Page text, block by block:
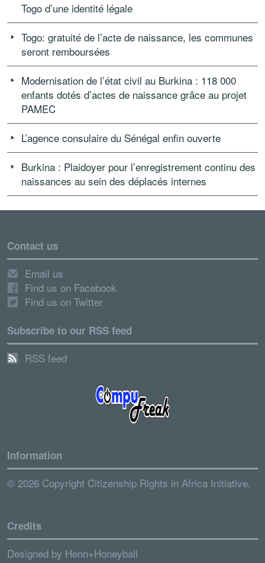
Togo d’une identité légale
Togo: gratuité de l’acte de naissance, les communes
seront remboursées
Modernisation de l’état civil au Burkina : 118 000
enfants dotés d’actes de naissance grâce au projet
PAMEC
L’agence consulaire du Sénégal enfin ouverte
Burkina : Plaidoyer pour l’enregistrement continu des
naissances au sein des déplacés internes
Contact us
Email us
Find us on Facebook
Find us on Twitter
Subscribe to our RSS feed
RSS feed
Information
© 2026 Copyright Citizenship Rights in Africa Initiative.
Credits
Designed by Henn+Honeyball